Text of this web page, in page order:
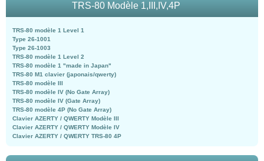
TRS-80 Modèle 1,III,IV,4P
TRS-80 modèle 1 Level 1
Type 26-1001
Type 26-1003
TRS-80 modèle 1 Level 2
TRS-80 modèle 1 "made in Japan"
TRS-80 M1 clavier (japonais/qwerty)
TRS-80 modèle III
TRS-80 modèle IV (No Gate Array)
TRS-80 modèle IV (Gate Array)
TRS-80 modèle 4P (No Gate Array)
Clavier AZERTY / QWERTY Modèle III
Clavier AZERTY / QWERTY Modèle IV
Clavier AZERTY / QWERTY TRS-80 4P